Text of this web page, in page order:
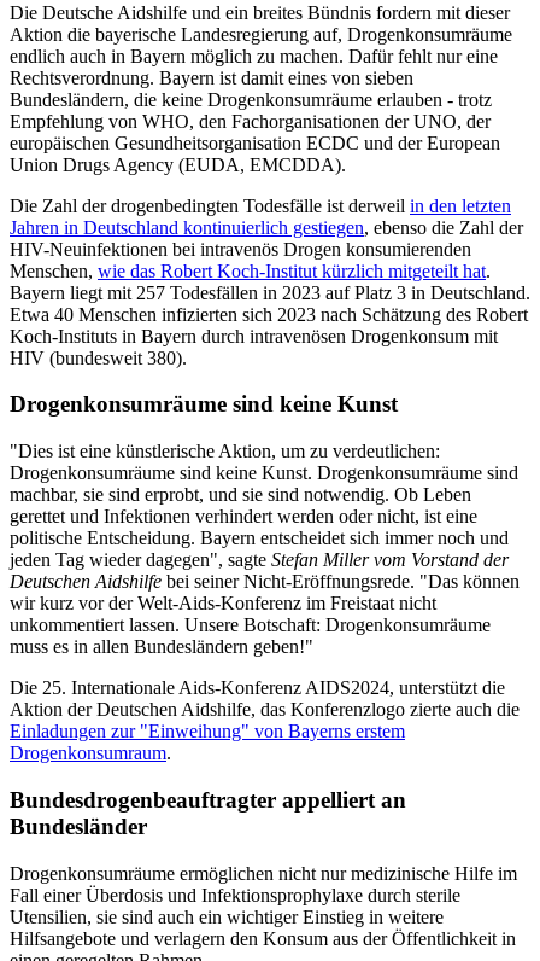
Die Deutsche Aidshilfe und ein breites Bündnis fordern mit dieser
Aktion die bayerische Landesregierung auf, Drogenkonsumräume
endlich auch in Bayern möglich zu machen. Dafür fehlt nur eine
Rechtsverordnung. Bayern ist damit eines von sieben
Bundesländern, die keine Drogenkonsumräume erlauben - trotz
Empfehlung von WHO, den Fachorganisationen der UNO, der
europäischen Gesundheitsorganisation ECDC und der European
Union Drugs Agency (EUDA, EMCDDA).
Die Zahl der drogenbedingten Todesfälle ist derweil in den letzten
Jahren in Deutschland kontinuierlich gestiegen, ebenso die Zahl der
HIV-Neuinfektionen bei intravenös Drogen konsumierenden
Menschen, wie das Robert Koch-Institut kürzlich mitgeteilt hat.
Bayern liegt mit 257 Todesfällen in 2023 auf Platz 3 in Deutschland.
Etwa 40 Menschen infizierten sich 2023 nach Schätzung des Robert
Koch-Instituts in Bayern durch intravenösen Drogenkonsum mit
HIV (bundesweit 380).
Drogenkonsumräume sind keine Kunst
"Dies ist eine künstlerische Aktion, um zu verdeutlichen:
Drogenkonsumräume sind keine Kunst. Drogenkonsumräume sind
machbar, sie sind erprobt, und sie sind notwendig. Ob Leben
gerettet und Infektionen verhindert werden oder nicht, ist eine
politische Entscheidung. Bayern entscheidet sich immer noch und
jeden Tag wieder dagegen", sagte Stefan Miller vom Vorstand der
Deutschen Aidshilfe bei seiner Nicht-Eröffnungsrede. "Das können
wir kurz vor der Welt-Aids-Konferenz im Freistaat nicht
unkommentiert lassen. Unsere Botschaft: Drogenkonsumräume
muss es in allen Bundesländern geben!"
Die 25. Internationale Aids-Konferenz AIDS2024, unterstützt die
Aktion der Deutschen Aidshilfe, das Konferenzlogo zierte auch die
Einladungen zur "Einweihung" von Bayerns erstem
Drogenkonsumraum.
Bundesdrogenbeauftragter appelliert an
Bundesländer
Drogenkonsumräume ermöglichen nicht nur medizinische Hilfe im
Fall einer Überdosis und Infektionsprophylaxe durch sterile
Utensilien, sie sind auch ein wichtiger Einstieg in weitere
Hilfsangebote und verlagern den Konsum aus der Öffentlichkeit in